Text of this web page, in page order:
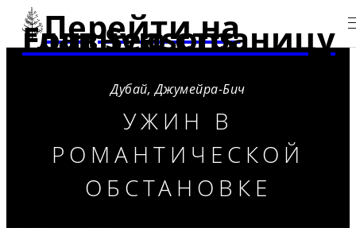
Перейти на
главную страницу Four Seasons
Дубай, Джумейра-Бич
УЖИН В
РОМАНТИЧЕСКОЙ
ОБСТАНОВКЕ